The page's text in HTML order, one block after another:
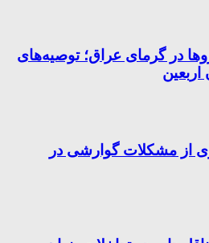
در گرمای عراق؛ توصیه‌های
اربعین
از مشکلات گوارشی در